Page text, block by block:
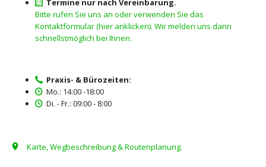
Termine nur nach Vereinbarung.
Bitte rufen Sie uns an oder verwenden Sie das
Kontaktformular (hier anklicken). Wir melden uns dann
schnellstmöglich bei Ihnen.
Praxis- & Bürozeiten:
Mo.: 14:00 -18:00
Di. - Fr.: 09:00 - 8:00
Karte, Wegbeschreibung & Routenplanung.